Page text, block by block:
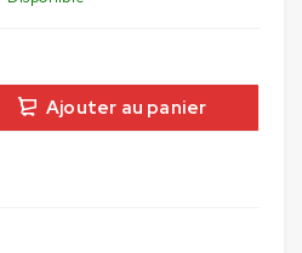
Ajouter au panier